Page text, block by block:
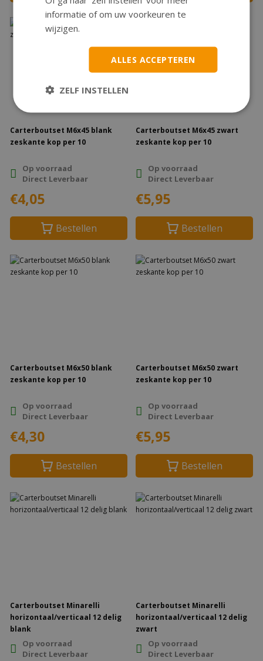
Carterboutset M6x45 blank
zeskante kop per 10
Op voorraad
Direct Leverbaar
€4,05
Bestellen
Carterboutset M6x45 zwart
zeskante kop per 10
Op voorraad
Direct Leverbaar
€5,95
Bestellen
Carterboutset M6x50 blank
zeskante kop per 10
Op voorraad
Direct Leverbaar
€4,30
Bestellen
Carterboutset M6x50 zwart
zeskante kop per 10
Op voorraad
Direct Leverbaar
€5,95
Bestellen
Carterboutset Minarelli
horizontaal/verticaal 12 delig
blank
Op voorraad
Direct Leverbaar
Carterboutset Minarelli
horizontaal/verticaal 12 delig
zwart
Op voorraad
Direct Leverbaar
informatie of om uw voorkeuren te
wijzigen.
ALLES ACCEPTEREN
ZELF INSTELLEN